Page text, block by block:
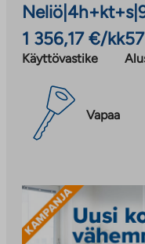
Neliö 4h+kt+s|
1 356,17 €/kk
Käyttövastike
Vapaa